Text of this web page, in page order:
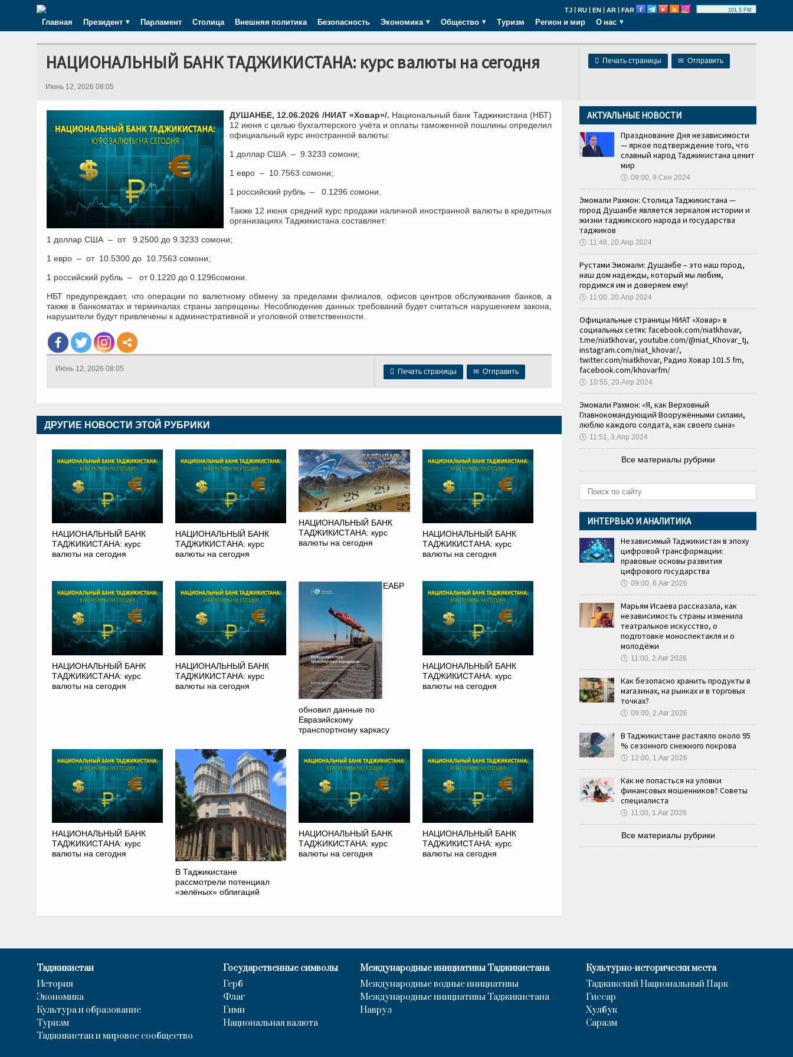
TJ | RU | EN | AR | FAR 101.5 FM
Главная Президент Парламент Столица Внешняя политика Безопасность Экономика Общество Туризм Регион и мир О нас
 Печать страницы ✉ Отправить
НАЦИОНАЛЬНЫЙ БАНК ТАДЖИКИСТАНА: курс валюты на сегодня
Июнь 12, 2026 08:05
ДУШАНБЕ, 12.06.2026 /НИАТ «Ховар»/. Национальный банк Таджикистана (НБТ)
12 июня с целью бухгалтерского учёта и оплаты таможенной пошлины определил
официальный курс иностранной валюты:
1 доллар США – 9.3233 сомони;
1 евро – 10.7563 сомони;
1 российский рубль –
0.1296 сомони.
Также 12 июня средний курс продажи наличной иностранной валюты в кредитных
организациях Таджикистана составляет:
1 доллар США – от
9.2500 до 9.3233 сомони;
1 евро – от 10.5300 до 10.7563 сомони;
1 российский рубль – от0.1220 до 0.1296сомони.
НБТ предупреждает, что операции по валютному обмену за пределами филиалов, офисов центров обслуживания банков, а
также в банкоматах и терминалах страны запрещены. Несоблюдение данных требований будет считаться нарушением закона,
нарушители будут привлечены к административной и уголовной ответственности.
 Печать страницы ✉ Отправить
Июнь 12, 2026 08:05
ДРУГИЕ НОВОСТИ ЭТОЙ РУБРИКИ
НАЦИОНАЛЬНЫЙ БАНК
ТАДЖИКИСТАНА: курс
валюты на сегодня
НАЦИОНАЛЬНЫЙ БАНК
ТАДЖИКИСТАНА: курс
валюты на сегодня
НАЦИОНАЛЬНЫЙ БАНК
ТАДЖИКИСТАНА: курс
валюты на сегодня
НАЦИОНАЛЬНЫЙ БАНК
ТАДЖИКИСТАНА: курс
валюты на сегодня
НАЦИОНАЛЬНЫЙ БАНК
ТАДЖИКИСТАНА: курс
валюты на сегодня
НАЦИОНАЛЬНЫЙ БАНК
ТАДЖИКИСТАНА: курс
валюты на сегодня
ЕАБР
обновил данные по
Евразийскому
транспортному каркасу
НАЦИОНАЛЬНЫЙ БАНК
ТАДЖИКИСТАНА: курс
валюты на сегодня
НАЦИОНАЛЬНЫЙ БАНК
ТАДЖИКИСТАНА: курс
валюты на сегодня
В Таджикистане
рассмотрели потенциал
«зелёных» облигаций
НАЦИОНАЛЬНЫЙ БАНК
ТАДЖИКИСТАНА: курс
валюты на сегодня
НАЦИОНАЛЬНЫЙ БАНК
ТАДЖИКИСТАНА: курс
валюты на сегодня
АКТУАЛЬНЫЕ НОВОСТИ
Празднование Дня независимости
— яркое подтверждение того, что
славный народ Таджикистана ценит
мир
🕔 09:00, 9.Сен 2024
Эмомали Рахмон: Столица Таджикистана —
город Душанбе является зеркалом истории и
жизни таджикского народа и государства
таджиков
🕔 11:48, 20.Апр 2024
Рустами Эмомали: Душанбе – это наш город,
наш дом надежды, который мы любим,
гордимся им и доверяем ему!
🕔 11:00, 20.Апр 2024
Официальные страницы НИАТ «Ховар» в
социальных сетях: facebook.com/niatkhovar,
t.me/niatkhovar, youtube.com/@niat_Khovar_tj,
instagram.com/niat_khovar/,
twitter.com/niatkhovar, Радио Ховар 101.5 fm,
facebook.com/khovarfm/
🕔 10:55, 20.Апр 2024
Эмомали Рахмон: «Я, как Верховный
Главнокомандующий Вооружёнными силами,
люблю каждого солдата, как своего сына»
🕔 11:51, 3.Апр 2024
Все материалы рубрики
ИНТЕРВЬЮ И АНАЛИТИКА
Независимый Таджикистан в эпоху
цифровой трансформации:
правовые основы развития
цифрового государства
🕔 09:00, 6.Авг 2026
Марьям Исаева рассказала, как
независимость страны изменила
театральное искусство, о
подготовке моноспектакля и о
молодёжи
🕔 11:00, 2.Авг 2026
Как безопасно хранить продукты в
магазинах, на рынках и в торговых
точках?
🕔 09:00, 2.Авг 2026
В Таджикистане растаяло около 95
% сезонного снежного покрова
🕔 12:00, 1.Авг 2026
Как не попасться на уловки
финансовых мошенников? Советы
специалиста
🕔 11:00, 1.Авг 2026
Все материалы рубрики
Таджикистан
История
Экономика
Культура и образование
Туризм
Таджикистан и мировое сообщество
Государственные символы
Герб
Флаг
Гимн
Национальная валюта
Международные инициативы Таджикистана
Международные водные инициативы
Международные инициативы Таджикистана
Навруз
Культурно-исторически места
Таджикский Национальный Парк
Гиссар
Хулбук
Саразм